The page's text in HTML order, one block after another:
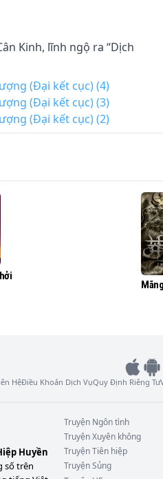
Kinh, lĩnh ngộ ra “Dịch
Tâm Lôi, lĩnh ngộ ra “Lôi
sinh diệt, lĩnh ngộ ra
Ngoại Hóa Thân chi thuật,
(Đại kết cục) (4)
(Đại kết cục) (3)
(Đại kết cục) (2)
HệĐiều Khoản Dịch VụQuy Định Riêng Tư
Huyền
số trên
Truyện Ngôn tình
TruyệnXuyên không
TruyệnTiên hiệp
TruyệnSủng